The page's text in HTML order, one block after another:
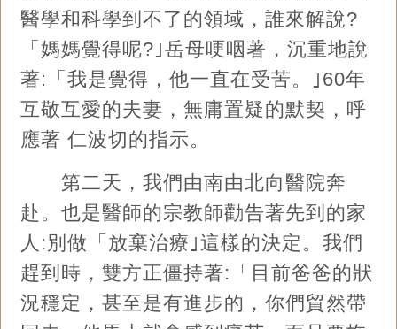
醫學和科學到不了的領域，誰來解說?
「媽媽覺得呢?｣岳母哽咽著，沉重地說
著:「我是覺得，他一直在受苦。｣60年
互敬互愛的夫妻，無庸置疑的默契，呼
應著 仁波切的指示。
第二天，我們由南由北向醫院奔
赴。也是醫師的宗教師勸告著先到的家
人:別做「放棄治療｣這樣的決定。我們
趕到時，雙方正僵持著:「目前爸爸的狀
況穩定，甚至是有進步的，你們貿然帶